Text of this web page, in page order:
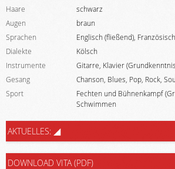
Haare
schwarz
Augen
braun
Sprachen
Englisch (fließend),
Dialekte
Kölsch
Instrumente
Gitarre, Klavier
Gesang
Chanson, Blues, Pop, Rock,
Sport
Fechten und Bühnenkampf
Schwimmen
AKTUELLES:
DOWNLOAD VITA (PDF)